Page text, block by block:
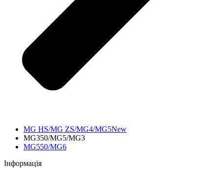
MG HS/MG ZS/MG4/MG5New
MG350/MG5/MG3
MG550/MG6
Інформація